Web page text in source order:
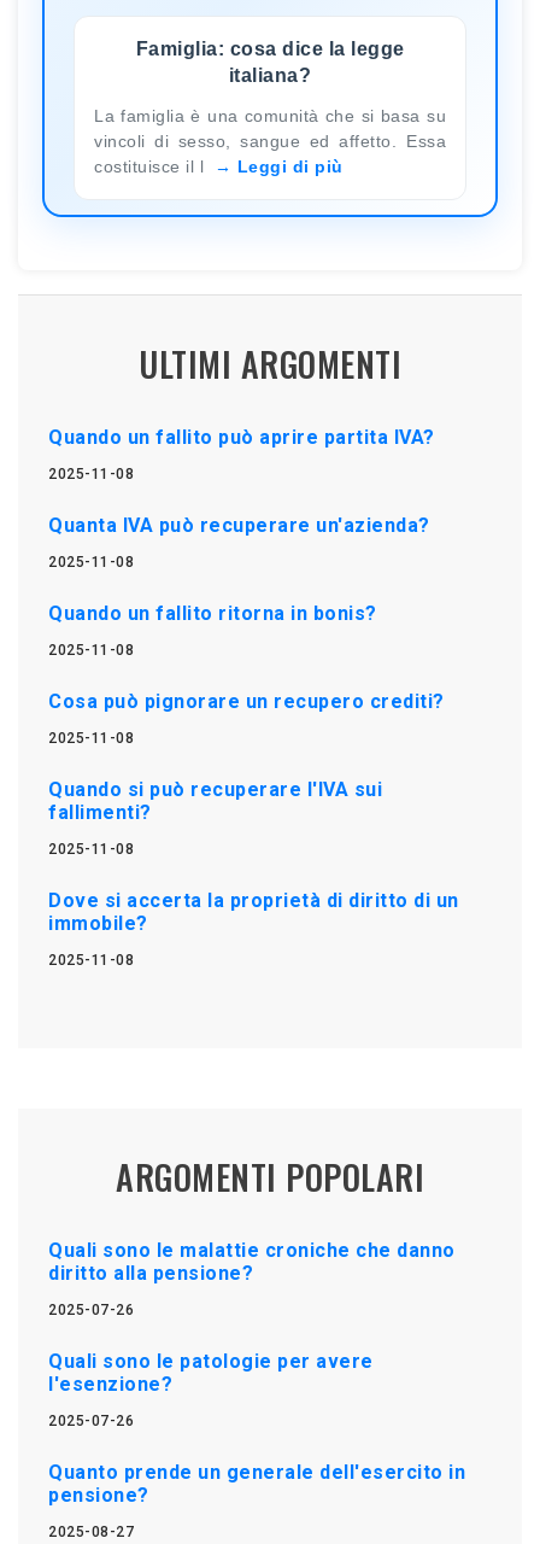
Famiglia: cosa dice la legge
italiana?
La famiglia è una comunità che si basa su
vincoli di sesso, sangue ed affetto. Essa
costituisce il l
Leggi di più
ULTIMI ARGOMENTI
Quando un fallito può aprire partita IVA?
2025-11-08
Quanta IVA può recuperare un'azienda?
2025-11-08
Quando un fallito ritorna in bonis?
2025-11-08
Cosa può pignorare un recupero crediti?
2025-11-08
Quando si può recuperare l'IVA sui
fallimenti?
2025-11-08
Dove si accerta la proprietà di diritto di un
immobile?
2025-11-08
ARGOMENTI POPOLARI
Quali sono le malattie croniche che danno
diritto alla pensione?
2025-07-26
Quali sono le patologie per avere
l'esenzione?
2025-07-26
Quanto prende un generale dell'esercito in
pensione?
2025-08-27